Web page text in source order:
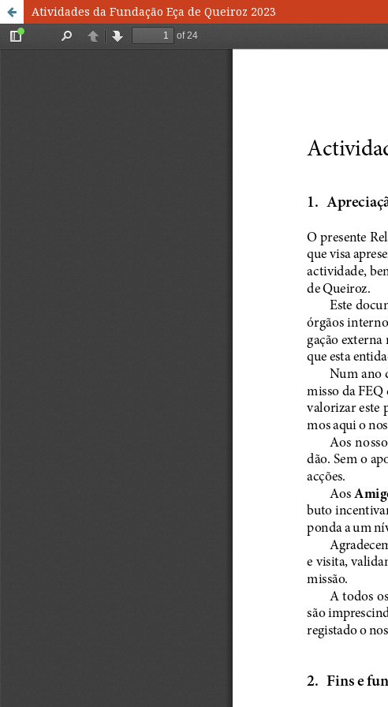
Atividades da Fundação Eça de Queiroz 2023